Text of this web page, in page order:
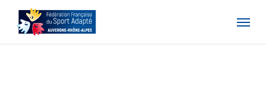
main
content
Menu